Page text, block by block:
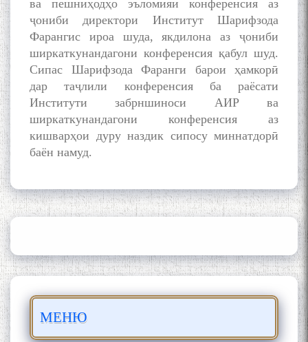
ва пешниҳодҳо эъломияи конференсия аз
ҷониби директори Институт Шарифзода
Фарангис ироа шуда, якдилона аз ҷониби
ширкаткунандагони конференсия қабул шуд.
Сипас Шарифзода Фаранги барои ҳамкорӣ
дар таҷлили конференсия ба раёсати
Институти забрншиноси АИР ва
ширкаткунандагони конференсия аз
кишварҳои дуру наздик сипосу миннатдорӣ
баён намуд.
МЕНЮ
Сайри Дарвоз бо Мӯъмин
Қаноат: Чанор ҳам "гап"
мезанад
ШАРҲИ МУЛОҚОТ БО АҲЛИ
АКАДЕМИЯИ МИЛЛИИ
ИЛМҲОИ ТОҶИКИСТОН
БО 4 000 000 СОМОНӢ
МӮЪМИН ҚАНОАТ СОХТА